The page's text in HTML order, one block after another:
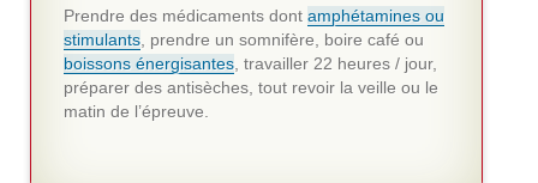
Prendre des médicaments dontamphétamines ou
stimulants, prendre un somnifère, boire café ou
boissons énergisantes, travailler 22 heures / jour,
préparer des antisèches, tout revoir la veille ou le
matin de l’épreuve.